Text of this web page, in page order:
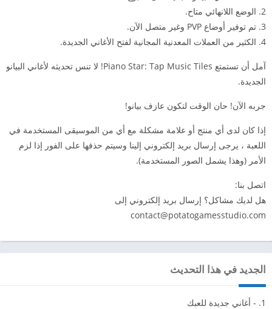
2. الوضع اللانهائي متاح.
3. تم توفير أوضاع PVP وغير متصل الآن.
4. الكثير من العملات المعدنية المجانية لفتح الأغاني الجديدة.
آمل أن تستمتع Piano Star: Tap Music Tiles! لا تنس تحديثه لأغاني البيانو
الجديدة.
جربه الآن! حان الوقت لتكون عازف بيانو!
إذا كان لدى أي منتج أو علامة مشكلة مع أي من الموسيقى المستخدمة في
اللعبة ، يرجى إرسال بريد إلكتروني إلينا وسيتم حذفها على الفور إذا لزم
الأمر (وهذا يشمل الصور المستخدمة).
اتصل بنا:
هل لديك مشاكل؟ إرسال بريد إلكتروني إلى
contact@potatogamesstudio.com
الجديد في هذا التحديث
- أغاني جديدة للعبك